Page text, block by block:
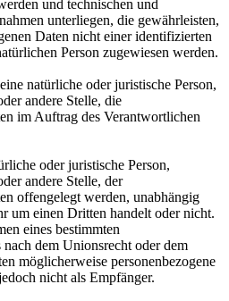
und technischen und
unterliegen, die gewährleisten,
Daten nicht einer identifizierten
Person zugewiesen werden.
natürliche oder juristische Person,
andere Stelle, die
im Auftrag des Verantwortlichen
oder juristische Person,
andere Stelle, der
offengelegt werden, unabhängig
um einen Dritten handelt oder nicht.
eines bestimmten
dem Unionsrecht oder dem
möglicherweise personenbezogene
nicht als Empfänger.